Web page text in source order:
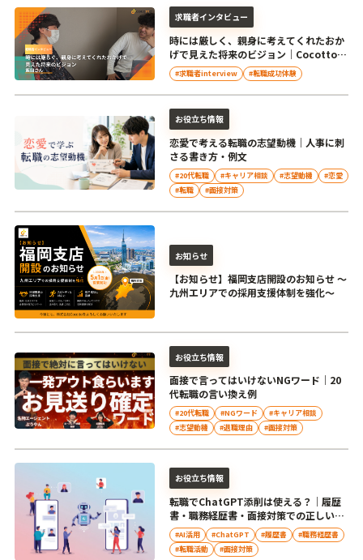
時には厳しく、親身に考えてくれたおか
げで見えた将来のビジョン｜Cocotto池
田との転職体験談
求職者インタビュー
#求職者interview #転職成功体験
恋愛で考える転職の志望動機｜人事に刺
さる書き方・例文
お役立ち情報
#20代転職 #キャリア相談 #志望動機
#恋愛
#転職
#面接対策
【お知らせ】福岡支店開設のお知らせ ～
九州エリアでの採用支援体制を強化～
お知らせ
面接で言ってはいけないNGワード｜20
代転職の言い換え例
お役立ち情報
#20代転職 #NGワード
#キャリア相談
#志望動機
#退職理由 #面接対策
転職でChatGPT添削は使える？｜履歴
書・職務経歴書・面接対策での正しい活
用法
お役立ち情報
#AI活用 #ChatGPT #履歴書
#職務経歴書
#転職活動
#面接対策